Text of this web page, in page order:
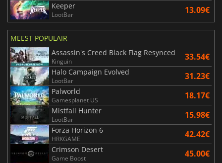
Keeper
LootBar 13.09€
MEEST POPULAIR
Assassin's Creed Black Flag Resynced
Kinguin 33.54€
Halo Campaign Evolved
LootBar 31.23€
Palworld
Gamesplanet US 18.17€
Mistfall Hunter
LootBar 15.98€
Forza Horizon 6
HRKGAME 42.42€
Crimson Desert
Game Boost 45.00€